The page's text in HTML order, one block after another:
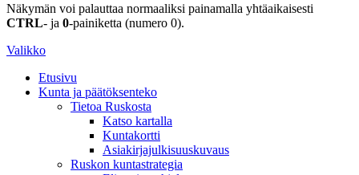
Näkymän voi palauttaa normaaliksi painamalla yhtäaikaisesti
CTRL- ja 0-painiketta (numero 0).
Valikko
Etusivu
Kunta ja päätöksenteko
Tietoa Ruskosta
Katso kartalla
Kuntakortti
Asiakirjajulkisuuskuvaus
Ruskon kuntastrategia